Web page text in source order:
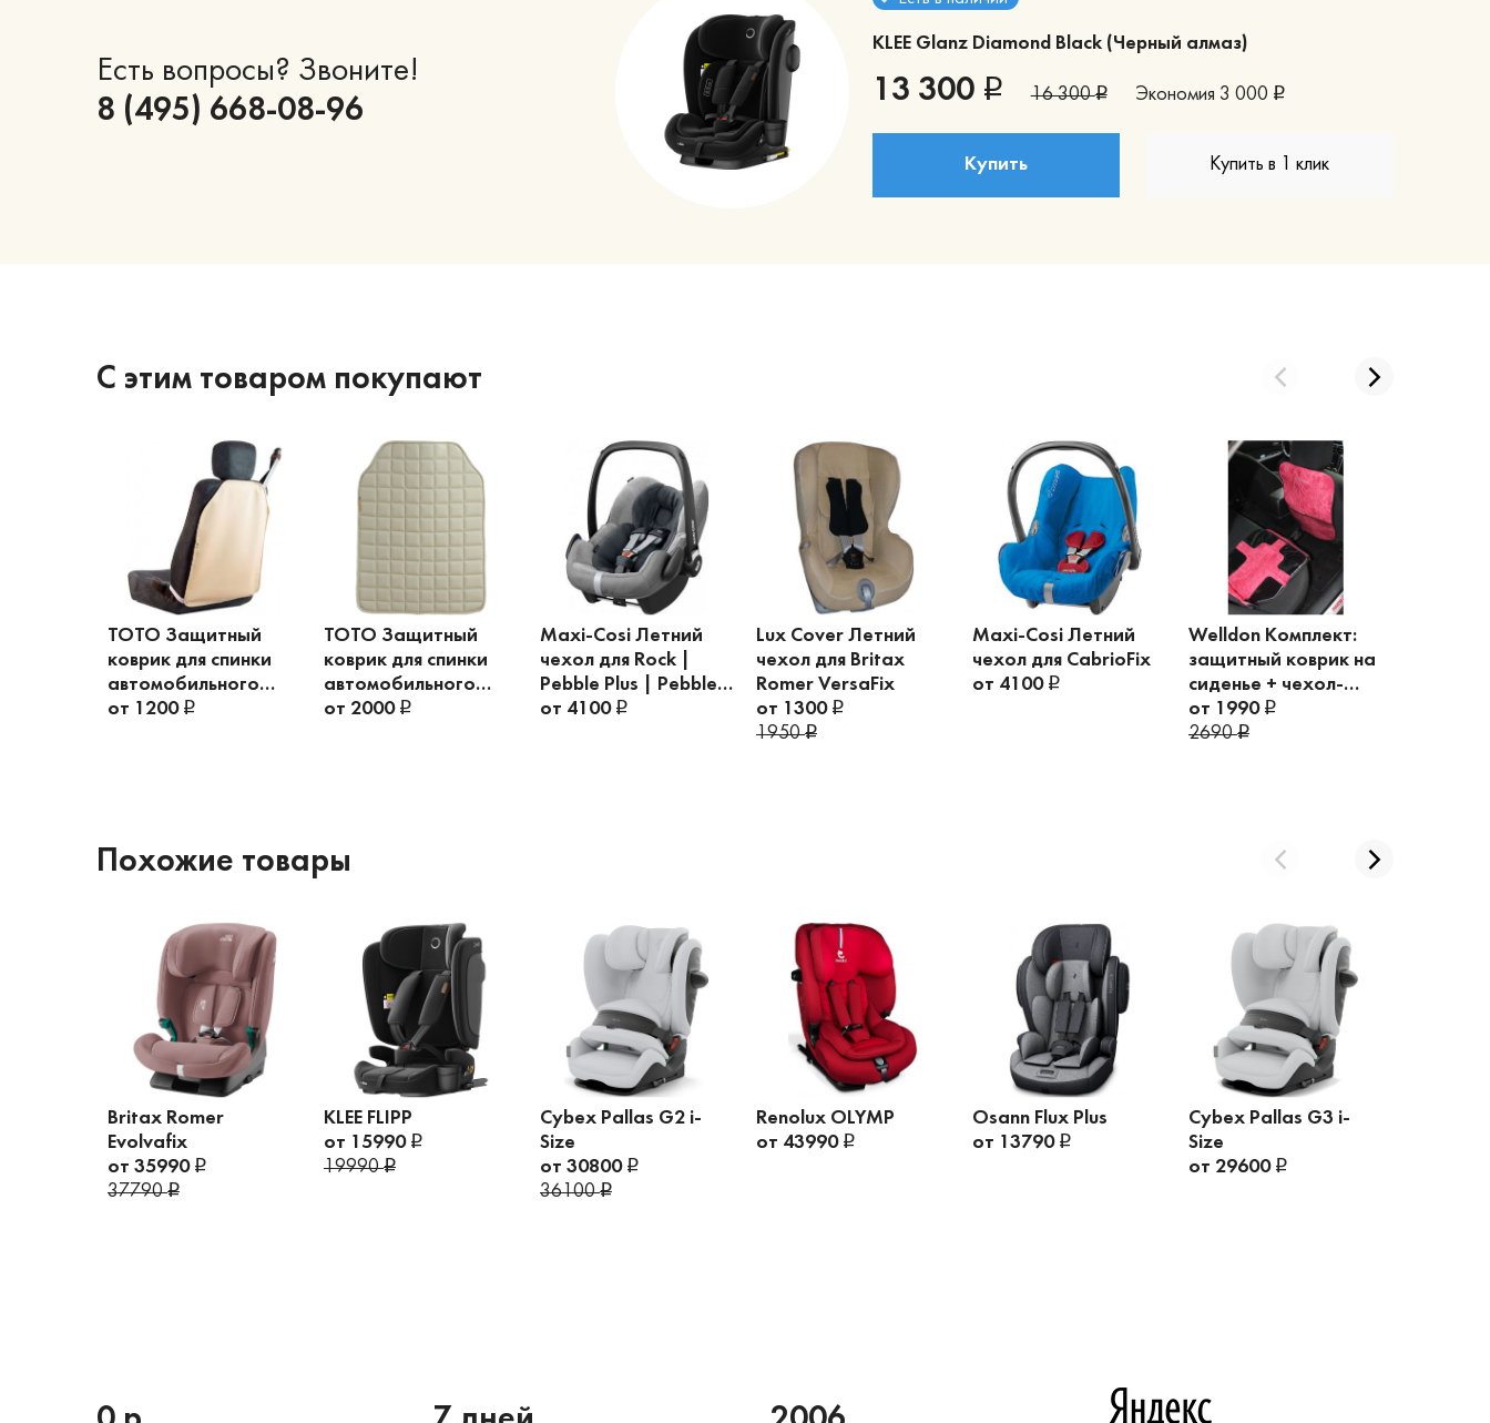
Есть вопросы? Звоните!
8 (495) 668-08-96
KLEE Glanz Diamond Black (Черный алмаз)
13 300 16 300 Экономия 3 000
Купить Купить в 1 клик
С этим товаром покупают
TOTO Защитный
коврик для спинки
автомобильного
сиденья Protector
от 1200
TOTO Защитный
коврик для спинки
автомобильного
сиденья Protector
от 2000
Maxi-Cosi Летний
чехол для Rock |
Pebble Plus | Pebble
Pro
от 4100
Lux Cover Летний
чехол для Britax
Romer VersaFix
от 1300
1950
Maxi-Cosi Летний
чехол для CabrioFix
от 4100
Welldon Комплект:
защитный коврик на
сиденье + чехол-
органайзер
от 1990
2690
Похожие товары
Britax Romer
Evolvafix
от 35990
37790
KLEE FLIPP
от 15990
19990
Cybex Pallas G2 i-
Size
от 30800
36100
Renolux OLYMP
от 43990
Osann Flux Plus
от 13790
Cybex Pallas G3 i-
Size
от 29600